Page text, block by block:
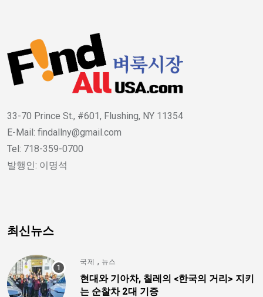
33-70 Prince St., #601, Flushing, NY 11354
E-Mail: findallny@gmail.com
Tel: 718-359-0700
발행인: 이명석
최신뉴스
국제 , 뉴스
현대와 기아차, 칠레의 <한국의 거리> 지키
는 순찰차 2대 기증